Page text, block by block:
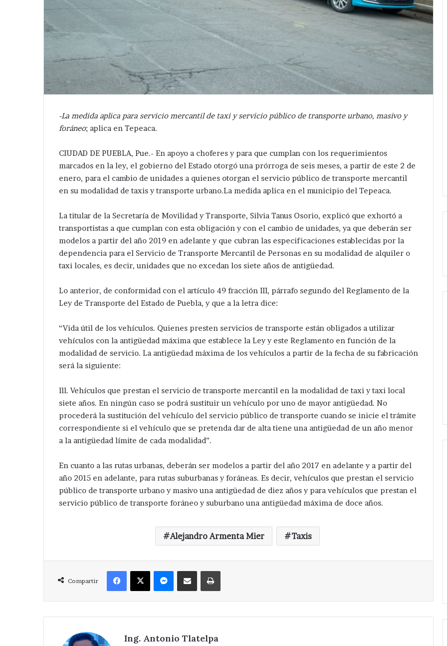
-La medida aplica para servicio mercantil de taxi y servicio público de transporte urbano, masivo y
foráneo; aplica en Tepeaca.
CIUDAD DE PUEBLA, Pue.- En apoyo a choferes y para que cumplan con los requerimientos
marcados en la ley, el gobierno del Estado otorgó una prórroga de seis meses, a partir de este 2 de
enero, para el cambio de unidades a quienes otorgan el servicio público de transporte mercantil
en su modalidad de taxis y transporte urbano.La medida aplica en el municipio del Tepeaca.
La titular de la Secretaría de Movilidad y Transporte, Silvia Tanus Osorio, explicó que exhortó a
transportistas a que cumplan con esta obligación y con el cambio de unidades, ya que deberán ser
modelos a partir del año 2019 en adelante y que cubran las especificaciones establecidas por la
dependencia para el Servicio de Transporte Mercantil de Personas en su modalidad de alquiler o
taxi locales, es decir, unidades que no excedan los siete años de antigüedad.
Lo anterior, de conformidad con el artículo 49 fracción III, párrafo segundo del Reglamento de la
Ley de Transporte del Estado de Puebla, y que a la letra dice:
“Vida útil de los vehículos. Quienes presten servicios de transporte están obligados a utilizar
vehículos con la antigüedad máxima que establece la Ley y este Reglamento en función de la
modalidad de servicio. La antigüedad máxima de los vehículos a partir de la fecha de su fabricación
será la siguiente:
Ill. Vehículos que prestan el servicio de transporte mercantil en la modalidad de taxi y taxi local
siete años. En ningún caso se podrá sustituir un vehículo por uno de mayor antigüedad. No
procederá la sustitución del vehículo del servicio público de transporte cuando se inicie el trámite
correspondiente si el vehículo que se pretenda dar de alta tiene una antigüedad de un año menor
a la antigüedad límite de cada modalidad”.
En cuanto a las rutas urbanas, deberán ser modelos a partir del año 2017 en adelante y a partir del
año 2015 en adelante, para rutas suburbanas y foráneas. Es decir, vehículos que prestan el servicio
público de transporte urbano y masivo una antigüedad de diez años y para vehículos que prestan el
servicio público de transporte foráneo y suburbano una antigüedad máxima de doce años.
Alejandro Armenta Mier Taxis
Compartir
Facebook
X MessengerCompartir via CorreoImprimir
Ing. Antonio Tlatelpa
Avanza
investigación
después
ejecución
hermanos
central
Huixcolotla
Hace 3 días
Avanza investigación después
de central de San Salvador
Huixcolotla .
Sin
variación
en
del
gas
LP
al
LP en Tepeaca y la región del 9